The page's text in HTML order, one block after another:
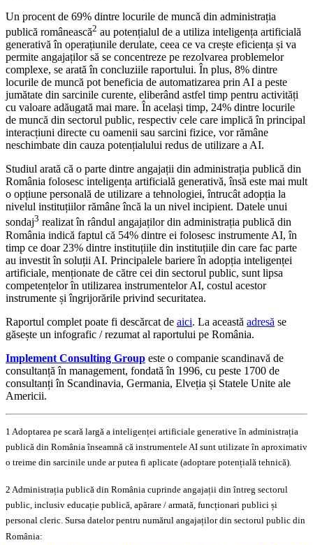
Un procent de 69% dintre locurile de muncă din administrația
publică românească2 au potențialul de a utiliza inteligența artificială
generativă în operațiunile derulate, ceea ce va crește eficiența și va
permite angajaților să se concentreze pe rezolvarea problemelor
complexe, se arată în concluziile raportului. În plus, 8% dintre
locurile de muncă pot beneficia de automatizarea prin AI a peste
jumătate din sarcinile curente, eliberând astfel timp pentru activități
cu valoare adăugată mai mare. În același timp, 24% dintre locurile
de muncă din sectorul public, respectiv cele care implică în principal
interacțiuni directe cu oamenii sau sarcini fizice, vor rămâne
neschimbate din cauza potențialului redus de utilizare a AI.
Studiul arată că o parte dintre angajații din administrația publică din
România folosesc inteligența artificială generativă, însă este mai mult
o opțiune personală de utilizare a tehnologiei, întrucât adopția la
nivelul instituțiilor rămâne încă la un nivel incipient. Datele unui
sondaj3 realizat în rândul angajaților din administrația publică din
România indică faptul că 54% dintre ei folosesc instrumente AI, în
timp ce doar 23% dintre instituțiile din instituțiile din care fac parte
au investit în soluții AI. Principalele bariere în adopția inteligenței
artificiale, menționate de către cei din sectorul public, sunt lipsa
competențelor în utilizarea instrumentelor AI, costul acestor
instrumente și îngrijorările privind securitatea.
Raportul complet poate fi descărcat de aici. La această adresă se
găsește un infografic / rezumat al raportului pe România.
Implement Consulting Group este o companie scandinavă de
consultanță în management, fondată în 1996, cu peste 1700 de
consultanți în Scandinavia, Germania, Elveția și Statele Unite ale
Americii.
1 Adoptarea pe scară largă a inteligenței artificiale generative în administrația
publică din România înseamnă că instrumentele AI sunt utilizate în aproximativ
o treime din sarcinile unde ar putea fi aplicate (adoptare potențială tehnică).
2 Administrația publică din România cuprinde angajații din întreg sectorul
public, inclusiv educație publică, apărare / armată, funcționari publici și
personal cleric. Sursa datelor pentru numărul angajaților din sectorul public din
România: